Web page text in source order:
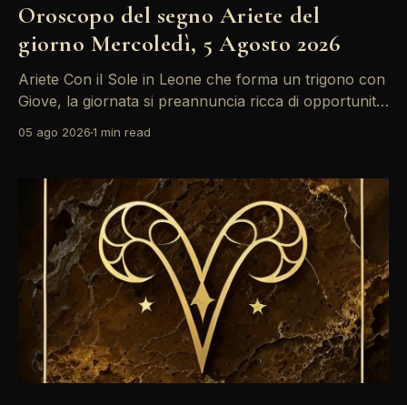
Oroscopo del segno Ariete del
giorno Mercoledì, 5 Agosto 2026
Ariete Con il Sole in Leone che forma un trigono con
Giove, la giornata si preannuncia ricca di opportunità.
prendere decisioni importanti. La vostra energia è
di impegni. L'energia del Sole
05 ago 20261 min read